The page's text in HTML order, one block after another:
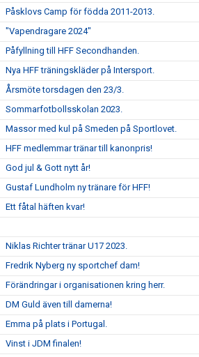
Påsklovs Camp för födda 2011-2013.
"Vapendragare 2024"
Påfyllning till HFF Secondhanden.
Nya HFF träningskläder på Intersport.
Årsmöte torsdagen den 23/3.
Sommarfotbollsskolan 2023.
Massor med kul på Smeden på Sportlovet.
HFF medlemmar tränar till kanonpris!
God jul & Gott nytt år!
Gustaf Lundholm ny tränare för HFF!
Ett fåtal häften kvar!
Niklas Richter tränar U17 2023.
Fredrik Nyberg ny sportchef dam!
Förändringar i organisationen kring herr.
DM Guld även till damerna!
Emma på plats i Portugal.
Vinst i JDM finalen!